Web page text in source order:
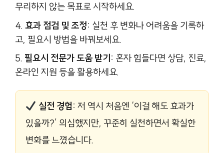
무리하지 않는 목표로 시작하세요.
효과 점검 및 조정: 실천 후 변화나 어려움을 기록하
고, 필요시 방법을 바꿔보세요.
필요시 전문가 도움 받기: 혼자 힘들다면 상담, 진료,
온라인 지원 등을 활용하세요.
실전 경험: 저 역시 처음엔 ‘이걸 해도 효과가
있을까?’ 의심했지만, 꾸준히 실천하면서 확실한
변화를 느꼈습니다.